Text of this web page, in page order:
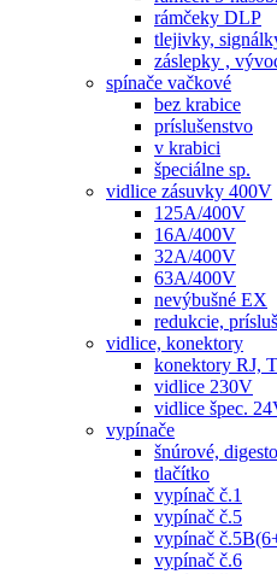
rámčeky DLP
tlejivky,
záslepky ,
spínače vačkové
bez krabice
príslušenstvo
v krabici
špeciálne sp.
vidlice zásuvky 400V
125A/400V
16A/400V
32A/400V
63A/400V
nevýbušné EX
redukcie,
vidlice, konektory
konektory RJ,
vidlice 230V
vidlice špec.
vypínače
šnúrové,
tlačítko
vypínač č.1
vypínač č.5
vypínač
vypínač č.6